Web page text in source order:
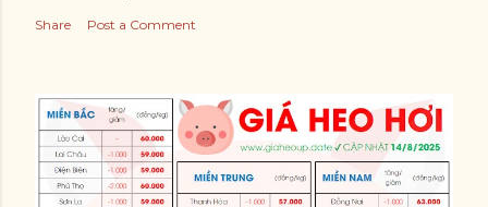
Share Post a Comment